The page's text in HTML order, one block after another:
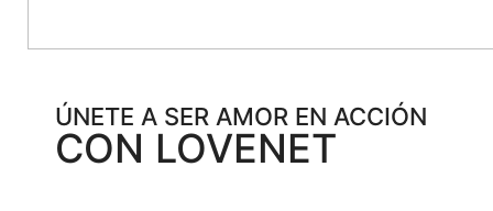
ÚNETE A SER AMOR EN ACCIÓN
CON LOVENET